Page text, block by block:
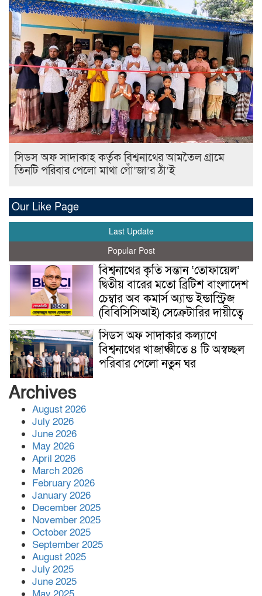
সিডস অফ সাদাকাহ কর্তৃক বিশ্বনাথের আমতৈল গ্রামে
তিনটি পরিবার পেলো মাথা গোঁ’জা’র ঠাঁ’ই
Our Like Page
Last Update
Popular Post
বিশ্বনাথের কৃতি সন্তান ‘তোফায়েল’
দ্বিতীয় বারের মতো ব্রিটিশ বাংলাদেশ
চেম্বার অব কমার্স অ্যান্ড ইন্ডাস্ট্রিজ
(বিবিসিসিআই) সেক্রেটারির দায়ীত্বে
সিডস অফ সাদাকার কল্যাণে
বিশ্বনাথের খাজাঞ্চীতে ৪ টি অস্বচ্ছল
পরিবার পেলো নতুন ঘর
মতবিনিময়
সহকারী অধ্যাপক (পিডিয়াট্রিক্স) পদে
পদোন্নতি পেলেন মানবিক চিকিৎসক
Archives
August 2026
July 2026
June 2026
May 2026
April 2026
March 2026
February 2026
January 2026
December 2025
November 2025
October 2025
September 2025
August 2025
July 2025
June 2025